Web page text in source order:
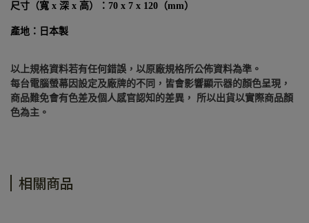
尺寸（寬 x 深 x 高）：70 x 7 x 120（mm）
產地：日本製
以上規格資料若有任何錯誤，以原廠規格所公佈資料為準。
每台電腦螢幕因設定及廠牌的不同，皆會影響顯示器的顏色呈現，
商品難免會有色差及個人感官認知的差異， 所以出貨以實際商品顏
色為主。
相關商品